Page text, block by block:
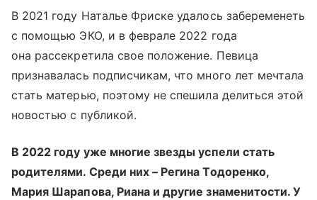
В 2021 году Наталье Фриске удалось забеременеть
с помощью ЭКО, и в феврале 2022 года
она рассекретила свое положение. Певица
признавалась подписчикам, что много лет мечтала
стать матерью, поэтому не спешила делиться этой
новостью с публикой.
В 2022 году уже многие звезды успели стать
родителями. Среди них – Регина Тодоренко,
Мария Шарапова, Риана и другие знаменитости. У